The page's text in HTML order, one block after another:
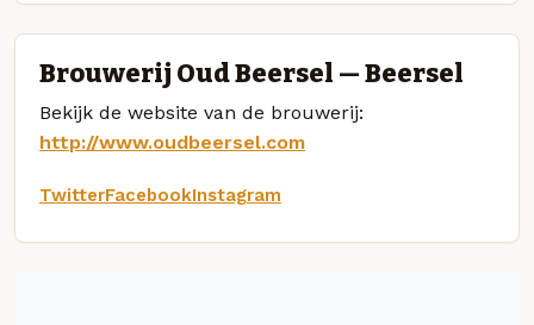
Brouwerij Oud Beersel — Beersel
Bekijk de website van de brouwerij:
http://www.oudbeersel.com
TwitterFacebookInstagram